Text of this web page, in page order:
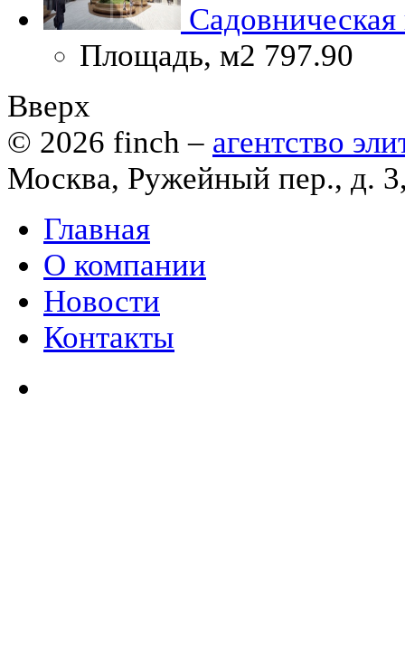
Площадь, м2 797.90
Вверх
© 2026 finch – агентство
Москва, Ружейный пер., д.
Главная
О компании
Новости
Контакты